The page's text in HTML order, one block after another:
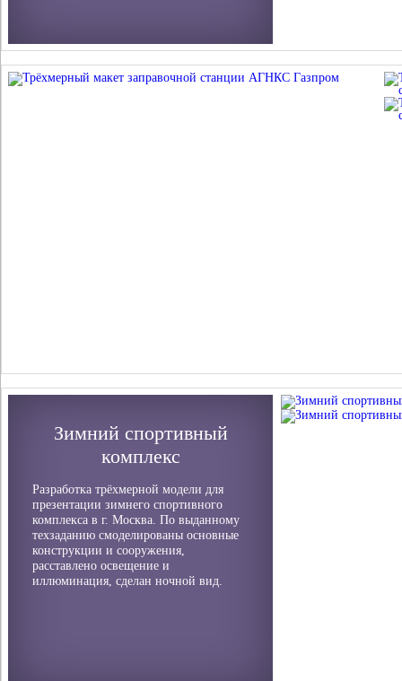
Зимний спортивный
комплекс
Разработка трёхмерной модели для
презентации зимнего спортивного
комплекса в г. Москва. По выданному
техзаданию смоделированы основные
конструкции и сооружения,
расставлено освещение и
иллюминация, сделан ночной вид.